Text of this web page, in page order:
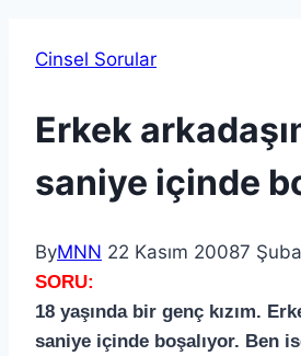
Cinsel Sorular
Erkek
saniye içinde
ByMNN 22 Kasım 20087
SORU:
18 yaşında bir genç kızım.
saniye içinde boşalıyor. Ben